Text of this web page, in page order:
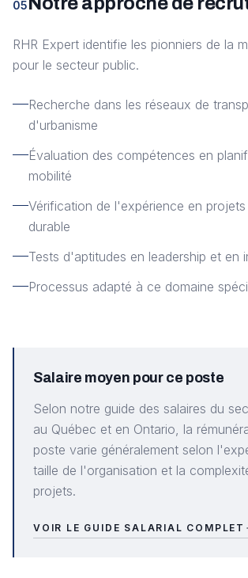
05
RHR Expert identifie les pionniers de la
pour le secteur public.
Recherche dans les réseaux de
d'urbanisme
Évaluation des compétences en
mobilité
Vérification de l'expérience en projets
durable
Tests d'aptitudes en leadership et en
Processus adapté à ce domaine
Salaire moyen pour ce poste
Selon notre guide des salaires du
au Québec et en Ontario, la
poste varie généralement selon
taille de l'organisation et la
projets.
VOIR LE GUIDE SALARIAL COMPLET